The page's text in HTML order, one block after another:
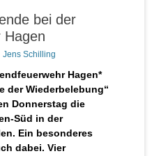
bei der
Hagen
Jens Schilling
Hagen*
der Wiederbelebung“
Donnerstag die
Süd in der
Ein besonderes
dabei. Vier